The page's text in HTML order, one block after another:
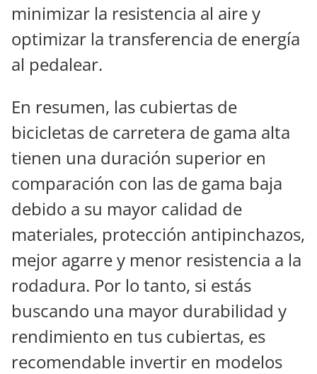
minimizar la resistencia al aire y
optimizar la transferencia de energía
al pedalear.
En resumen, las cubiertas de
bicicletas de carretera de gama alta
tienen una duración superior en
comparación con las de gama baja
debido a su mayor calidad de
materiales, protección antipinchazos,
mejor agarre y menor resistencia a la
rodadura. Por lo tanto, si estás
buscando una mayor durabilidad y
rendimiento en tus cubiertas, es
recomendable invertir en modelos